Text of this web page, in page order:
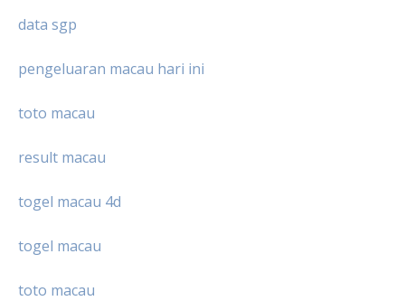
data sgp
pengeluaran macau hari ini
toto macau
result macau
togel macau 4d
togel macau
toto macau